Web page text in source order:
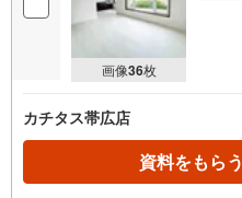
画像36枚
カチタス帯広店
資料をもらう